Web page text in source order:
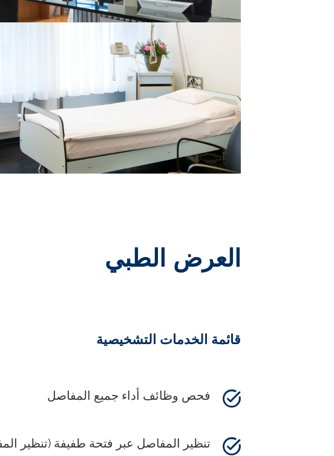
العرض الطبي
قائمة الخدمات التشخيصية
فحص وظائف أداء جميع المفاصل
تنظير المفاصل عبر فتحة طفيفة (تنظير